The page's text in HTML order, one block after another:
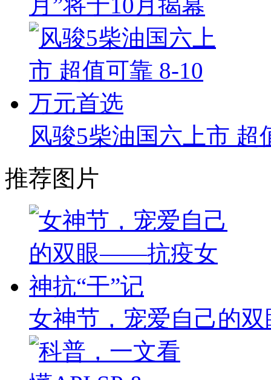
风骏5柴油国六上市 超
推荐图片
女神节，宠爱自己的